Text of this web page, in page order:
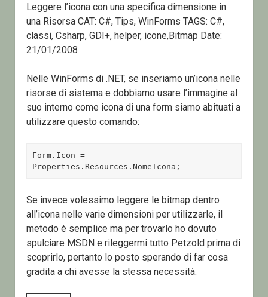
Leggere l’icona con una specifica dimensione in
una Risorsa CAT: C#, Tips, WinForms TAGS: C#,
classi, Csharp, GDI+, helper, icone,Bitmap Date:
21/01/2008
Nelle WinForms di .NET, se inseriamo un’icona nelle
risorse di sistema e dobbiamo usare l’immagine al
suo interno come icona di una form siamo abituati a
utilizzare questo comando:
Form.Icon =
Properties.Resources.NomeIcona;
Se invece volessimo leggere le bitmap dentro
all’icona nelle varie dimensioni per utilizzarle, il
metodo è semplice ma per trovarlo ho dovuto
spulciare MSDN e rileggermi tutto Petzold prima di
scoprirlo, pertanto lo posto sperando di far cosa
gradita a chi avesse la stessa necessità: